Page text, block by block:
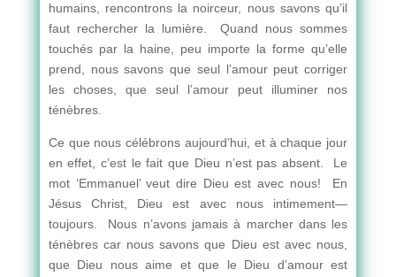
humains, rencontrons la noirceur, nous savons qu’il
faut rechercher la lumière. Quand nous sommes
touchés par la haine, peu importe la forme qu’elle
prend, nous savons que seul l’amour peut corriger
les choses, que seul l’amour peut illuminer nos
ténèbres.
Ce que nous célébrons aujourd’hui, et à chaque jour
en effet, c’est le fait que Dieu n’est pas absent. Le
mot ‘Emmanuel’ veut dire Dieu est avec nous! En
Jésus Christ, Dieu est avec nous intimement—
toujours. Nous n’avons jamais à marcher dans les
ténèbres car nous savons que Dieu est avec nous,
que Dieu nous aime et que le Dieu d’amour est